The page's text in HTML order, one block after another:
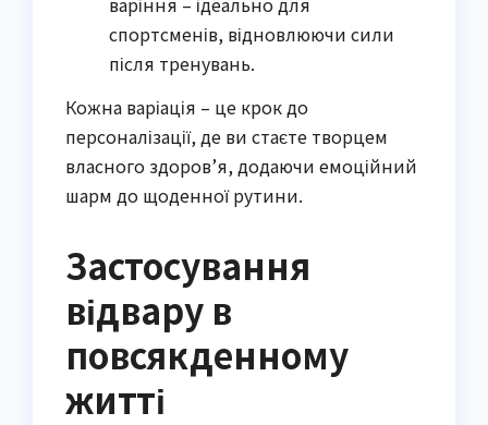
спортсменів, відновлюючи сили
після тренувань.
Кожна варіація – це крок до
персоналізації, де ви стаєте творцем
власного здоров’я, додаючи емоційний
шарм до щоденної рутини.
Застосування
відвару в
повсякденному
житті